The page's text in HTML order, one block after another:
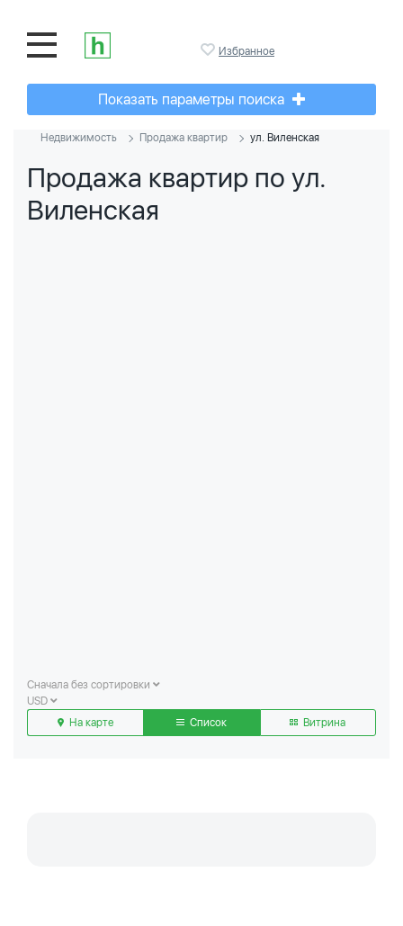
Избранное
Показать параметры поиска
Недвижимость Продажа квартир ул. Виленская
Продажа квартир по ул.
Виленская
Сначала без сортировки
USD
На карте
Список Витрина